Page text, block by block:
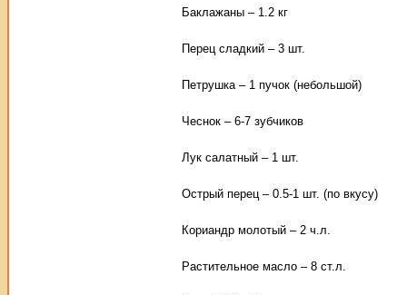
Баклажаны – 1.2 кг
Перец сладкий – 3 шт.
Петрушка – 1 пучок (небольшой)
Чеснок – 6-7 зубчиков
Лук салатный – 1 шт.
Острый перец – 0.5-1 шт. (по вкусу)
Кориандр молотый – 2 ч.л.
Растительное масло – 8 ст.л.